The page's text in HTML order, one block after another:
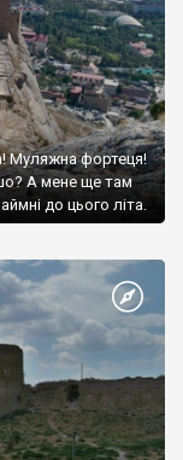
Муляжна фортеця!
А мене ще там
до цього літа.